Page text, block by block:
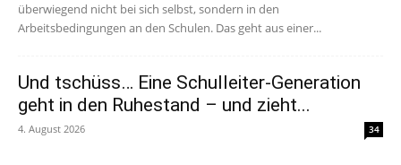
überwiegend nicht bei sich selbst, sondern in den
Arbeitsbedingungen an den Schulen. Das geht aus einer...
Und tschüss… Eine Schulleiter-Generation
geht in den Ruhestand – und zieht...
4. August 2026 34